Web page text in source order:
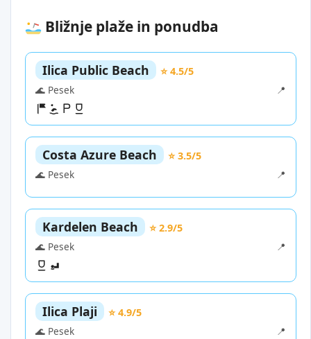
Bližnje plaže in ponudba
Ilica Public Beach
⭐ 4.5/5
🌊 Pesek
📍
Costa Azure Beach
⭐ 3.5/5
🌊 Pesek
📍
Kardelen Beach
⭐ 2.9/5
🌊 Pesek
📍
Ilica Plaji
⭐ 4.9/5
🌊 Pesek
📍